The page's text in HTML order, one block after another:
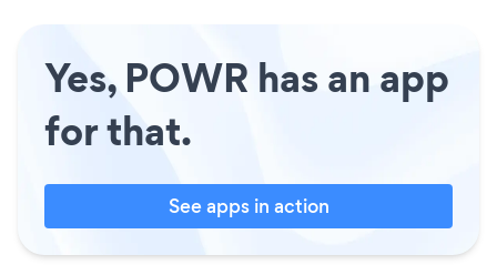
Yes, POWR has an app
for that.
See apps in action